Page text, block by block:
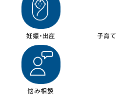
妊娠・出産 子育て
悩み相談